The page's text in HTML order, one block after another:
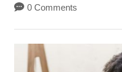
0 Comments